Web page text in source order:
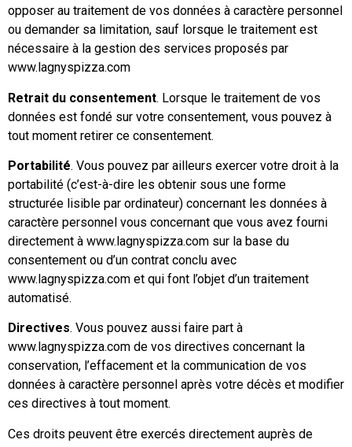
opposer au traitement de vos données à caractère personnel
ou demander sa limitation, sauf lorsque le traitement est
nécessaire à la gestion des services proposés par
www.lagnyspizza.com
Retrait du consentement. Lorsque le traitement de vos
données est fondé sur votre consentement, vous pouvez à
tout moment retirer ce consentement.
Portabilité. Vous pouvez par ailleurs exercer votre droit à la
portabilité (c’est-à-dire les obtenir sous une forme
structurée lisible par ordinateur) concernant les données à
caractère personnel vous concernant que vous avez fourni
directement à www.lagnyspizza.com sur la base du
consentement ou d’un contrat conclu avec
www.lagnyspizza.com et qui font l’objet d’un traitement
automatisé.
Directives. Vous pouvez aussi faire part à
www.lagnyspizza.com de vos directives concernant la
conservation, l’effacement et la communication de vos
données à caractère personnel après votre décès et modifier
ces directives à tout moment.
Ces droits peuvent être exercés directement auprès de